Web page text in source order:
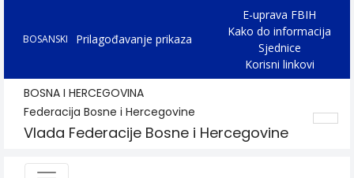
BOSANSKI Prilagođavanje prikaza
E-uprava FBIH
Kako do informacija
Sjednice
Korisni linkovi
BOSNA I HERCEGOVINA
Federacija Bosne i Hercegovine
Vlada Federacije Bosne i Hercegovine